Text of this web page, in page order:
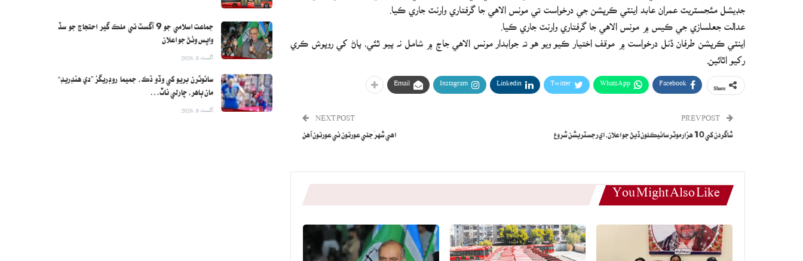
جڊيشل مئجسٽريٽ عمران عابد اينٽي ڪرپشن جي درخواست تي مونس الاهي جا گرفتاري وارنٽ جاري ڪيا.
عدالت جعلسازي جي ڪيس ۾ مونس الاهي جا گرفتاري وارنٽ جاري ڪيا.
اينٽي ڪرپشن طرفان ڏنل درخواست ۾ موقف اختيار ڪيو ويو هو ته جوابدار مونس الاهي جاچ ۾ شامل نه پيو ٿئي، پاڻ کي روپوش ڪري
رکيو اٿائين.
Facebook
WhatsApp
Twitter
Linkedin
Instagram
Email
شاگردن کي 10 هزار موٽر سائيڪلون ڏيڻ جو اعلان، اي رجسٽريشن شروع
NEXT POST
اهي شهرَ جتي عورتون ئي عورتون آهن
You Might Also Like
جماعت اسلامي جو 9 آگسٽ تي ملڪ گير احتجاج جو سڏ
واپس وٺڻ جو اعلان
اگست 8, 2026
سائوٿرن بريو کي وڏو ڌڪ، جميما روڊريگز ”دي هنڊريڊ“
مان ٻاهر، چارلي ناٽ…
اگست 8, 2026